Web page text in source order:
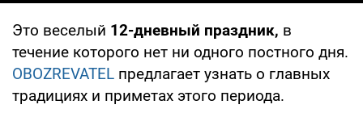
Это веселый 12-дневный праздник, в
течение которого нет ни одного постного дня.
OBOZREVATEL предлагает узнать о главных
традициях и приметах этого периода.